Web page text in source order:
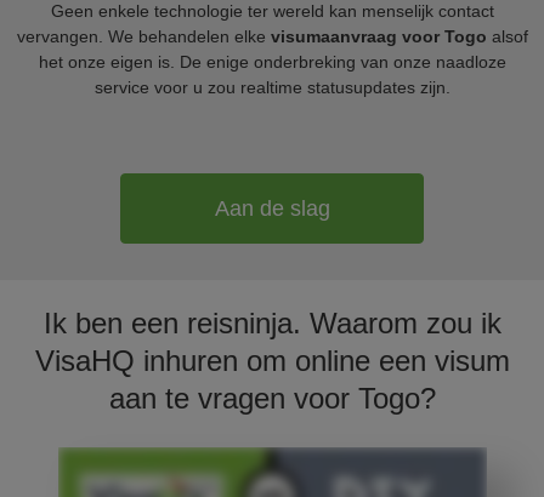
Geen enkele technologie ter wereld kan menselijk contact
vervangen. We behandelen elke visumaanvraag voor Togo alsof
het onze eigen is. De enige onderbreking van onze naadloze
service voor u zou realtime statusupdates zijn.
Aan de slag
Ik ben een reisninja. Waarom zou ik
VisaHQ inhuren om online een visum
aan te vragen voor Togo?